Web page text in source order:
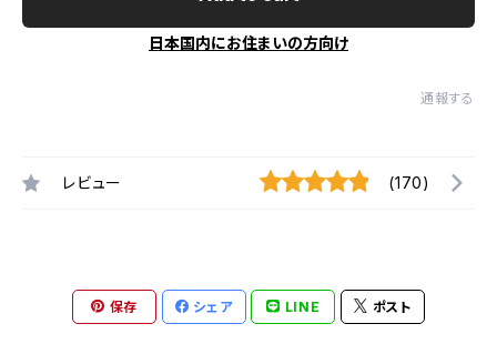
日本国内にお住まいの方向け
通報する
レビュー (170)
保存 シェア LINE ポスト